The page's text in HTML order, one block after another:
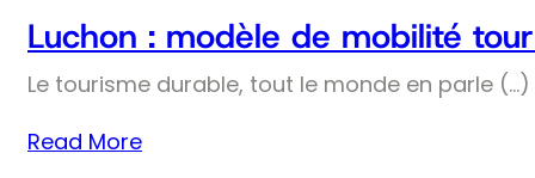
Luchon : modèle de mobilité
Le tourisme durable, tout le monde en parle
Read More